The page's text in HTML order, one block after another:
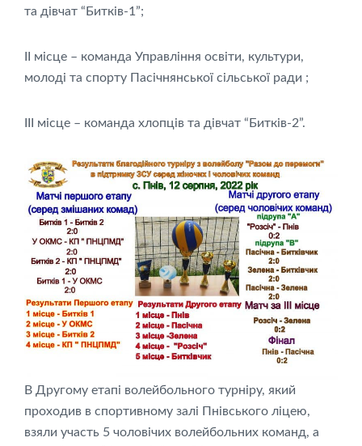
та дівчат “Битків-1”;
ІІ місце – команда Управління освіти, культури,
молоді та спорту Пасічнянської сільської ради ;
ІІІ місце – команда хлопців та дівчат “Битків-2”.
В Другому етапі волейбольного турніру, який
проходив в спортивному залі Пнівського ліцею,
взяли участь 5 чоловічих волейбольних команд, а